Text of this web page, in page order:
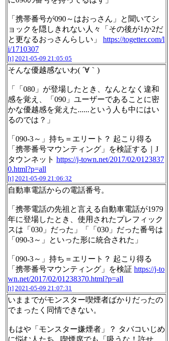
「携帯番号が090～はおっさん」と聞いてシ
ョックを隠しきれない人々「その後が1か2だ
と更なるおっさんらしい」 https://togetter.com/l
i/1710307
[t] 2021-05-09 21:05:05
そんな優越感ないわ( ´∀｀)
「「080」が登場したとき、なんとなく違和
感を覚え、「090」ユーザーであることに密
かな優越感を覚えた......という人も中にはい
るのでは？」
「090-3～」持ち＝エリート？ 起こり得る
「携帯番号マウンティング」を検証する｜J
タウンネット https://j-town.net/2017/02/0123837
0.html?p=all
[t] 2021-05-09 21:06:32
自動車電話からの電話番号。
「携帯電話の先祖と言える自動車電話が1979
年に登場したとき、使用されたプレフィック
スは「030」だった」「「030」だった番号は
「090-3～」といった形に統合された」
「090-3～」持ち＝エリート？ 起こり得る
「携帯番号マウンティング」を検証 https://j-to
wn.net/2017/02/01238370.html?p=all
[t] 2021-05-09 21:07:31
いままでがモンスター喫煙者ばかりだったの
でまったく同情できない。
もはや「モンスター嫌煙者」？ タバコいじめ